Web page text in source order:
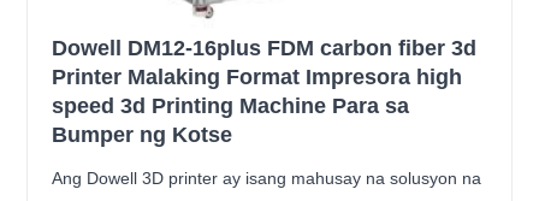
Dowell DM12-16plus FDM carbon fiber 3d
Printer Malaking Format Impresora high
speed 3d Printing Machine Para sa
Bumper ng Kotse
Ang Dowell 3D printer ay isang mahusay na solusyon na